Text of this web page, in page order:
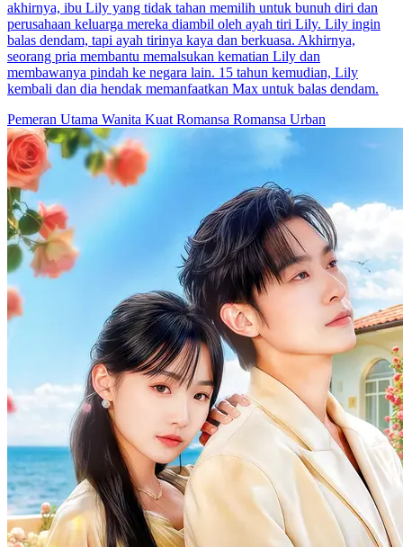
akhirnya, ibu Lily yang tidak tahan memilih untuk bunuh diri dan
perusahaan keluarga mereka diambil oleh ayah tiri Lily. Lily ingin
balas dendam, tapi ayah tirinya kaya dan berkuasa. Akhirnya,
seorang pria membantu memalsukan kematian Lily dan
membawanya pindah ke negara lain. 15 tahun kemudian, Lily
kembali dan dia hendak memanfaatkan Max untuk balas dendam.
Pemeran Utama Wanita Kuat Romansa Romansa Urban